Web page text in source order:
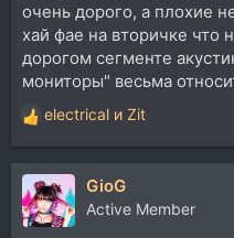
очень дорого, а плохие
хай фае на вторичке что
дорогом сегменте
мониторы" весьма
Р
е
а
к
ц
и
electrical и Zit
GioG
Active Member